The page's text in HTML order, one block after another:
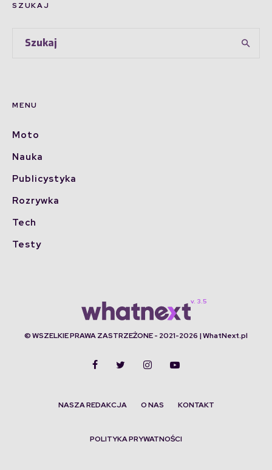
SZUKAJ
MENU
Moto
Nauka
Publicystyka
Rozrywka
Tech
Testy
© WSZELKIE PRAWA ZASTRZEŻONE - 2021-2026 | WhatNext.pl
NASZA REDAKCJA O NAS KONTAKT
POLITYKA PRYWATNOŚCI